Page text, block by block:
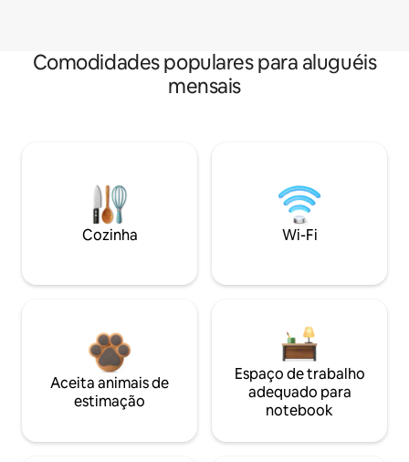
Comodidades populares para aluguéis
mensais
Cozinha Wi-Fi
Aceita animais de
estimação
Espaço de trabalho
adequado para
notebook